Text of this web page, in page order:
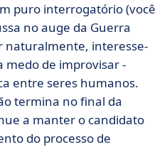
puro interrogatório (você
no auge da Guerra
naturalmente, interesse-
medo de improvisar -
entre seres humanos.
termina no final da
a manter o candidato
do processo de